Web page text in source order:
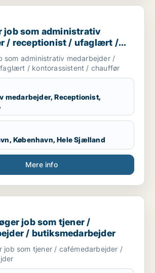
som administrativ medarbejder /
job som administrativ
/ receptionist / ufaglært /
/ chauffør
som administrativ medarbejder /
/ kontorassistent / chauffør
medarbejder, Receptionist,
København, Hele Sjælland
Mere info
job som tjener / cafémedarbejder /
job som tjener /
/ butiksmedarbejder
job som tjener / cafémedarbejder /